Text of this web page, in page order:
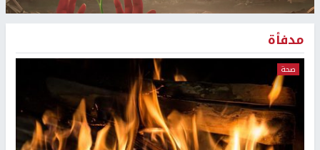
مدفأة
صحة